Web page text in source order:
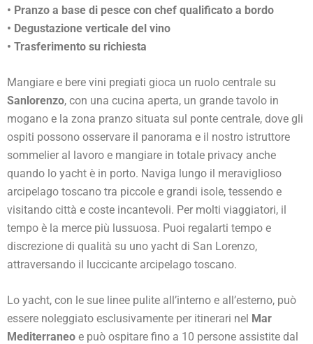
• Pranzo a base di pesce con chef qualificato a bordo
• Degustazione verticale del vino
• Trasferimento su richiesta
Mangiare e bere vini pregiati gioca un ruolo centrale su
Sanlorenzo, con una cucina aperta, un grande tavolo in
mogano e la zona pranzo situata sul ponte centrale, dove gli
ospiti possono osservare il panorama e il nostro istruttore
sommelier al lavoro e mangiare in totale privacy anche
quando lo yacht è in porto. Naviga lungo il meraviglioso
arcipelago toscano tra piccole e grandi isole, tessendo e
visitando città e coste incantevoli. Per molti viaggiatori, il
tempo è la merce più lussuosa. Puoi regalarti tempo e
discrezione di qualità su uno yacht di San Lorenzo,
attraversando il luccicante arcipelago toscano.
Lo yacht, con le sue linee pulite all’interno e all’esterno, può
essere noleggiato esclusivamente per itinerari nel Mar
Mediterraneo e può ospitare fino a 10 persone assistite dal